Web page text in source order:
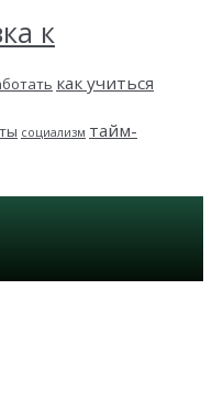
к
как учиться
социализм тайм-